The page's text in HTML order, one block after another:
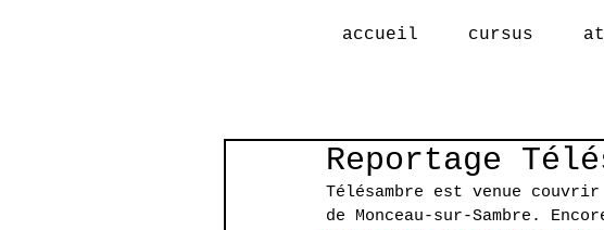
accueil cursus
Reportage
Télésambre est venue
de Monceau-sur-Sambre.